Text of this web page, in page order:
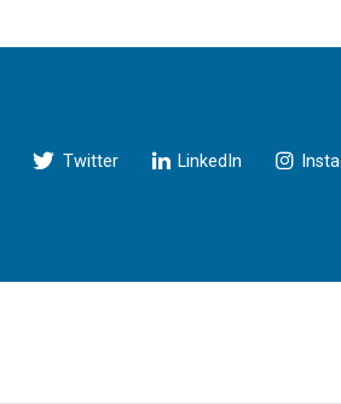
Twitter LinkedIn